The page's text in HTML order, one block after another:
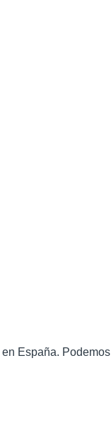
en España. Podemos